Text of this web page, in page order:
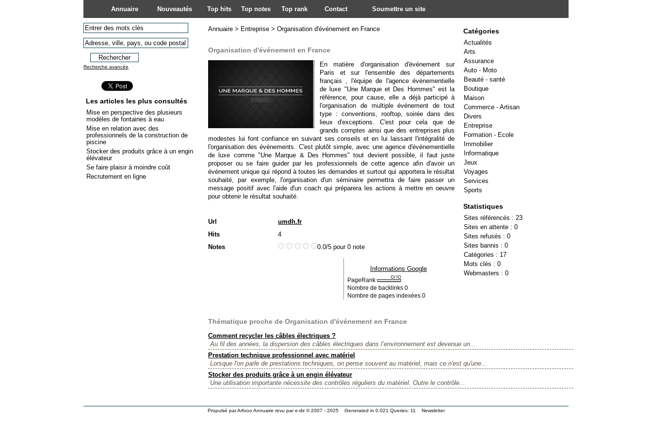
Annuaire Nouveautés Top hits Top notes Top rank Contact Soumettre un site
Recherche avancée
Les articles les plus consultés
Mise en perspective des plusieurs
modèles de fontaines à eau
Mise en relation avec des
professionnels de la construction de
piscine
Stocker des produits grâce à un engin
élévateur
Se faire plaisir à moindre coût
Recrutement en ligne
Catégories
Actualités
Arts
Assurance
Auto - Moto
Beauté - santé
Boutique
Maison
Commerce - Artisan
Divers
Entreprise
Formation - Ecole
Immobilier
Informatique
Jeux
Voyages
Services
Sports
Statistiques
Sites référencés : 23
Sites en attente : 0
Sites refusés : 0
Sites bannis : 0
Catégories : 17
Mots clés : 0
Webmasters : 0
Annuaire > Entreprise > Organisation d'événement en France
Organisation d'événement en France
En matière d'organisation d'événement sur
Paris et sur l'ensemble des départements
français , l'équipe de l'agence événementielle
de luxe "Une Marque et Des Hommes" est la
référence, pour cause, elle a déjà participé à
l'organisation de multiple événement de tout
type : conventions, rooftop, soirée dans des
lieux d'exceptions. C'est pour cela que de
grands comptes ainsi que des entreprises plus
modestes lui font confiance en suivant ses conseils et en lui laissant l'intégralité de
l'organisation des événements. C'est plutôt simple, avec une agence d'événementielle
de luxe comme "Une Marque & Des Hommes" tout devient possible, il faut juste
proposer ou se faire guider par les professionnels de cette agence afin d'avoir un
événement unique qui répond à toutes les demandes et surtout qui apportera le résultat
souhaité, par exemple, l'organisation d'un séminaire permettra de faire passer un
message positif avec l'aide d'un coach qui préparera les actions à mettre en oeuvre
pour obtenir le résultat souhaité.
Url
umdh.fr
Hits
4
Notes
0.0/5 pour 0 note
Informations Google
PageRank
Nombre de backlinks 0
Nombre de pages indexées 0
Thématique proche de Organisation d'événement en France
Comment recycler les câbles électriques ?
Au fil des années, la dispersion des câbles électriques dans l’environnement est devenue un...
Prestation technique professionnel avec matériel
Lorsque l'on parle de prestations techniques, on pense souvent au matériel, mais ce n'est qu'une...
Stocker des produits grâce à un engin élévateur
Une utilisation importante nécessite des contrôles réguliers du matériel. Outre le contrôle...
Propulsé parArfooo Annuaire revu pare-dir© 2007 - 2025 Generated in 0.021 Queries: 11 Newsletter